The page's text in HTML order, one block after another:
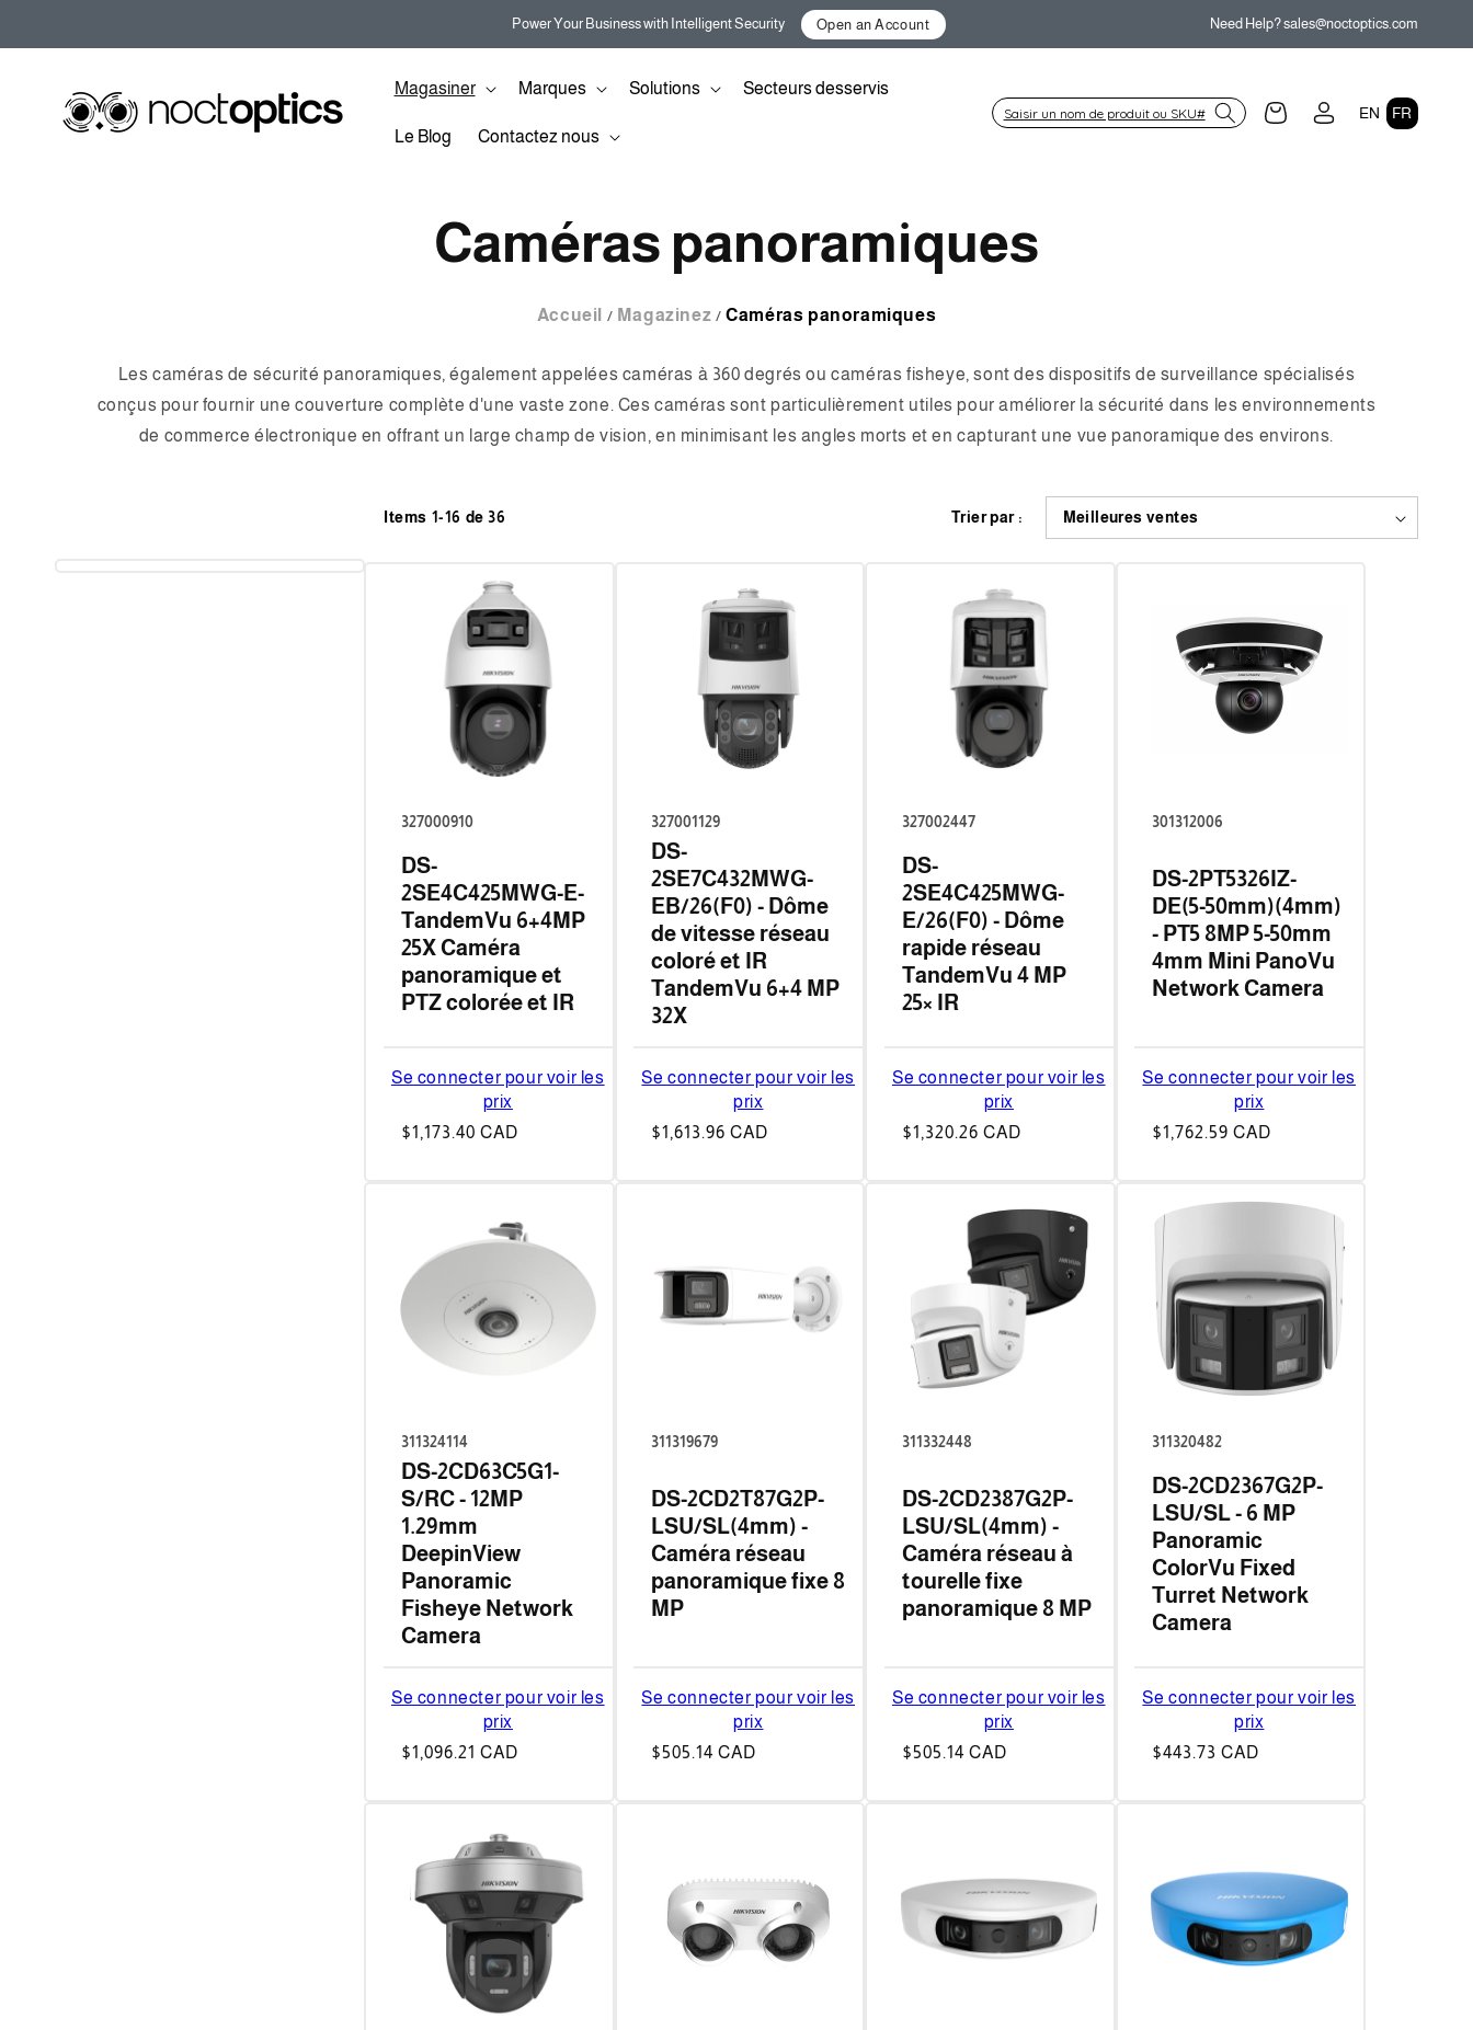
Power Your Business with Intelligent Security Open an Account Need Help? sales@noctoptics.com
Magasiner Marques Solutions Secteurs desservis
Le Blog Contactez nous
PanierConnexionLEN FR
C
l
l
e
t
i
o
n
:
Caméras panoramiques
Accueil Magazinez Caméras panoramiques
Les caméras de sécurité panoramiques, également appelées caméras à 360 degrés ou caméras fisheye, sont des dispositifs de surveillance spécialisés
conçus pour fournir une couverture complète d'une vaste zone. Ces caméras sont particulièrement utiles pour améliorer la sécurité dans les environnements
de commerce électronique en offrant un large champ de vision, en minimisant les angles morts et en capturant une vue panoramique des environs.
Items 1-16 de 36 Trier par :
327000910
DS-
2SE4C425MWG-E-
TandemVu 6+4MP
25X Caméra
panoramique et
PTZ colorée et IR
Se connecter pour voir les
prix
Prix
$1,173.40 CAD
327001129
DS-
2SE7C432MWG-
EB/26(F0) - Dôme
de vitesse réseau
coloré et IR
TandemVu 6+4 MP
32X
Se connecter pour voir les
prix
Prix
$1,613.96 CAD
327002447
DS-
2SE4C425MWG-
E/26(F0) - Dôme
rapide réseau
TandemVu 4 MP
25× IR
Se connecter pour voir les
prix
Prix
$1,320.26 CAD
301312006
DS-2PT5326IZ-
DE(5-50mm)(4mm)
- PT5 8MP 5-50mm
4mm Mini PanoVu
Network Camera
Se connecter pour voir les
prix
Prix
$1,762.59 CAD
311324114
DS-2CD63C5G1-
S/RC - 12MP
1.29mm
DeepinView
Panoramic
Fisheye Network
Camera
Se connecter pour voir les
prix
Prix
$1,096.21 CAD
311319679
DS-2CD2T87G2P-
LSU/SL(4mm) -
Caméra réseau
panoramique fixe 8
MP
Se connecter pour voir les
prix
Prix
$505.14 CAD
311332448
DS-2CD2387G2P-
LSU/SL(4mm) -
Caméra réseau à
tourelle fixe
panoramique 8 MP
Se connecter pour voir les
prix
Prix
$505.14 CAD
311320482
DS-2CD2367G2P-
LSU/SL - 6 MP
Panoramic
ColorVu Fixed
Turret Network
Camera
Se connecter pour voir les
prix
Prix
$443.73 CAD